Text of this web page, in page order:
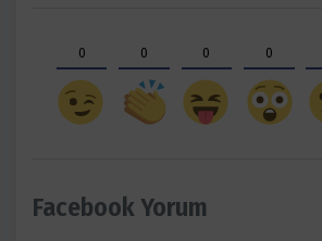
0 0 0 0
Facebook Yorum